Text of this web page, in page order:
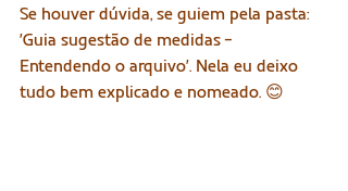
Se houver dúvida, se guiem pela pasta:
'Guia sugestão de medidas -
Entendendo o arquivo'. Nela eu deixo
tudo bem explicado e nomeado. 😊